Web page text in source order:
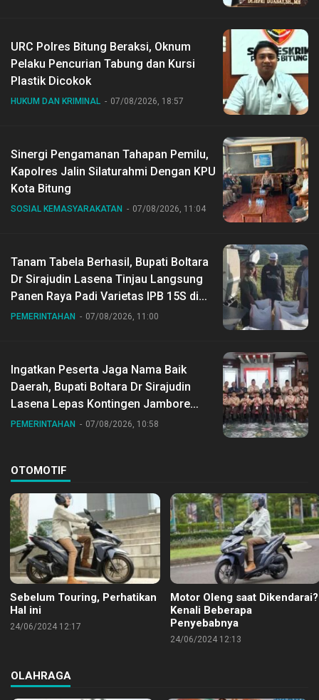
URC Polres Bitung Beraksi, Oknum
Pelaku Pencurian Tabung dan Kursi
Plastik Dicokok
HUKUM DAN KRIMINAL 07/08/2026, 18:57
Sinergi Pengamanan Tahapan Pemilu,
Kapolres Jalin Silaturahmi Dengan KPU
Kota Bitung
SOSIAL KEMASYARAKATAN 07/08/2026, 11:04
Tanam Tabela Berhasil, Bupati Boltara
Dr Sirajudin Lasena Tinjau Langsung
Panen Raya Padi Varietas IPB 15S di
Desa Gihang
PEMERINTAHAN 07/08/2026, 11:00
Ingatkan Peserta Jaga Nama Baik
Daerah, Bupati Boltara Dr Sirajudin
Lasena Lepas Kontingen Jambore
Nasional ke XII di Buperta Cibubur
PEMERINTAHAN 07/08/2026, 10:58
OTOMOTIF
Sebelum Touring, Perhatikan
Hal ini
24/06/2024 12:17
Motor Oleng saat Dikendarai?
Kenali Beberapa
Penyebabnya
24/06/2024 12:13
OLAHRAGA